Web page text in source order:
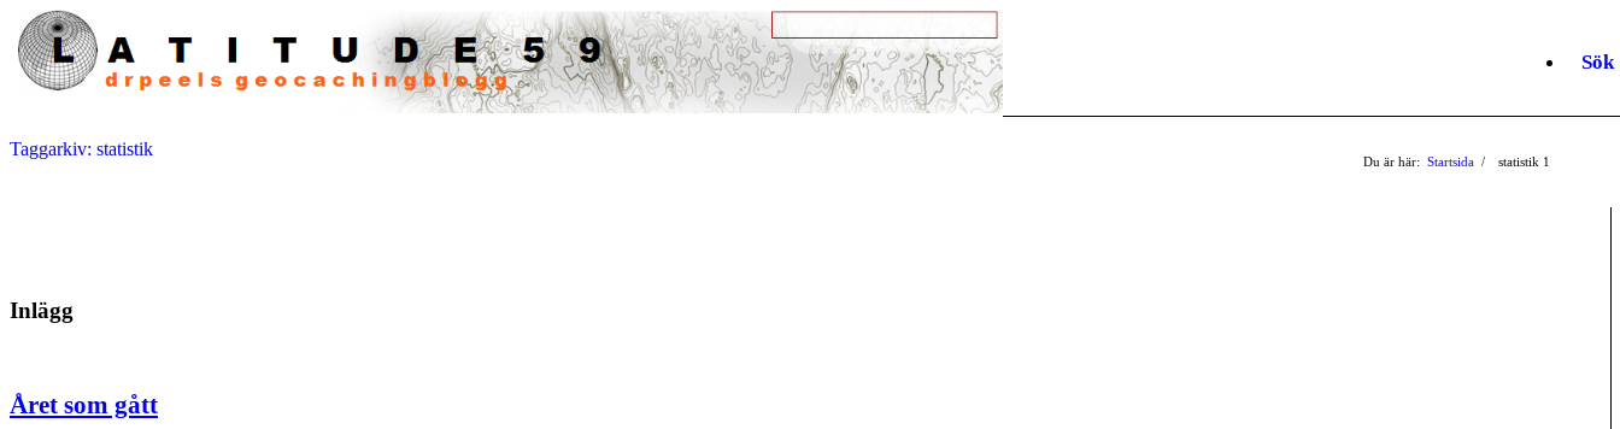
Sök
Taggarkiv: statistik
Du är här: Startsida 1
/ statistik
Inlägg
Året som gått